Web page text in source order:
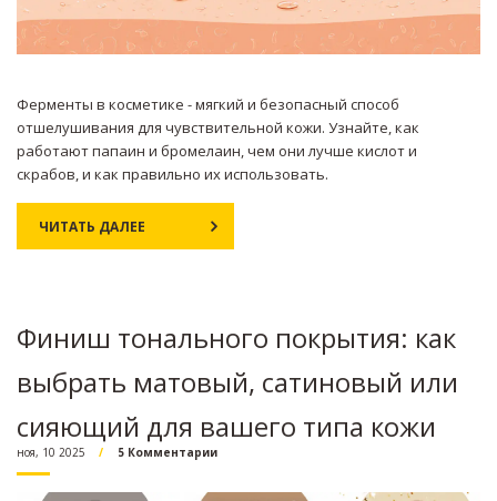
Ферменты в косметике - мягкий и безопасный способ
отшелушивания для чувствительной кожи. Узнайте, как
работают папаин и бромелаин, чем они лучше кислот и
скрабов, и как правильно их использовать.
ЧИТАТЬ ДАЛЕЕ
Финиш тонального покрытия: как
выбрать матовый, сатиновый или
сияющий для вашего типа кожи
ноя, 10 2025 5 Комментарии